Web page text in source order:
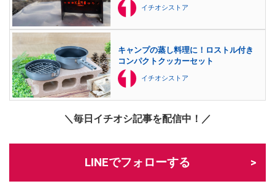
イチオシストア
キャンプの蒸し料理に！ロストル付き
コンパクトクッカーセット
イチオシストア
＼毎日イチオシ記事を配信中！／
LINEでフォローする